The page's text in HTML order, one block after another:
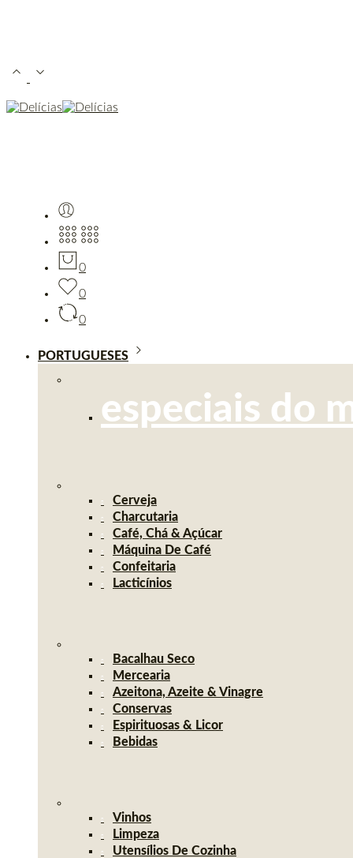
0
0
0
PORTUGUESES
especiais do
Cerveja
Charcutaria
Café, Chá & Açúcar
Máquina De Café
Confeitaria
Lacticínios
Bacalhau Seco
Mercearia
Azeitona, Azeite & Vinagre
Conservas
Espirituosas & Licor
Bebidas
Vinhos
Limpeza
Utensílios De Cozinha